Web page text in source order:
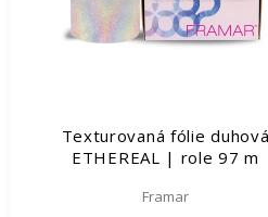
Texturovaná fólie duhová
ETHEREAL | role 97 m
Framar